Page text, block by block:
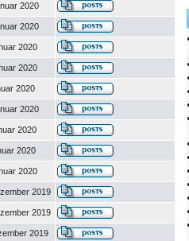
2020
2020
2020
2020
2020
2020
2020
2020
2020
2019
2019
2019